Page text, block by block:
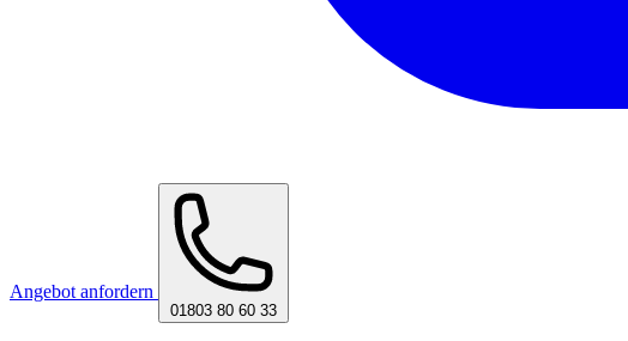
Angebot anfordern
01803 80 60 33